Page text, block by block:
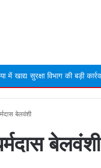
की बड़ी कार्रवाई, अमानक
बेलवंशी
बेलवंशी